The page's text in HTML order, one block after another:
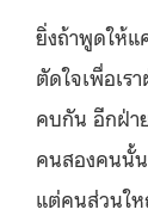
ยิ่งถ้าพูดให้แ
ตัดใจเพื่อเร
คบกัน อีกฝ่า
คนสองคนนั้
แต่คนส่วนใ